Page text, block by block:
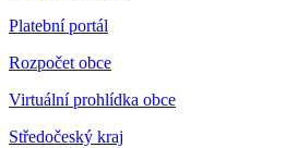
Platební portál
Rozpočet obce
Virtuální prohlídka obce
Středočeský kraj